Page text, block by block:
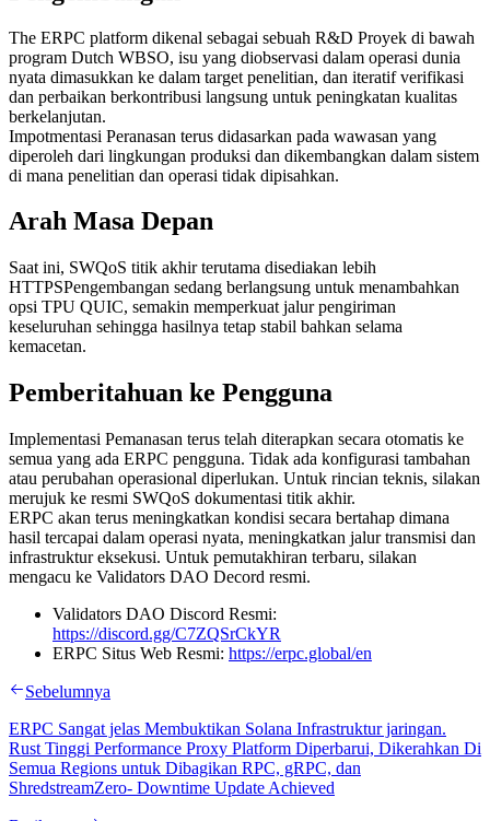
The ERPC platform dikenal sebagai sebuah R&D Proyek di bawah
program Dutch WBSO, isu yang diobservasi dalam operasi dunia
nyata dimasukkan ke dalam target penelitian, dan iteratif verifikasi
dan perbaikan berkontribusi langsung untuk peningkatan kualitas
berkelanjutan.
Impotmentasi Peranasan terus didasarkan pada wawasan yang
diperoleh dari lingkungan produksi dan dikembangkan dalam sistem
di mana penelitian dan operasi tidak dipisahkan.
Arah Masa Depan
Saat ini, SWQoS titik akhir terutama disediakan lebih
HTTPSPengembangan sedang berlangsung untuk menambahkan
opsi TPU QUIC, semakin memperkuat jalur pengiriman
keseluruhan sehingga hasilnya tetap stabil bahkan selama
kemacetan.
Pemberitahuan ke Pengguna
Implementasi Pemanasan terus telah diterapkan secara otomatis ke
semua yang ada ERPC pengguna. Tidak ada konfigurasi tambahan
atau perubahan operasional diperlukan. Untuk rincian teknis, silakan
merujuk ke resmi SWQoS dokumentasi titik akhir.
ERPC akan terus meningkatkan kondisi secara bertahap dimana
hasil tercapai dalam operasi nyata, meningkatkan jalur transmisi dan
infrastruktur eksekusi. Untuk pemutakhiran terbaru, silakan
mengacu ke Validators DAO Decord resmi.
Validators DAO Discord Resmi:
https://discord.gg/C7ZQSrCkYR
ERPC Situs Web Resmi: https://erpc.global/en
Sebelumnya
ERPC Sangat jelas Membuktikan Solana Infrastruktur jaringan.
Rust Tinggi Performance Proxy Platform Diperbarui, Dikerahkan Di
Semua Regions untuk Dibagikan RPC, gRPC, dan
ShredstreamZero- Downtime Update Achieved